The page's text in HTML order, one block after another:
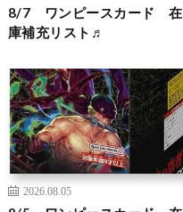
8/7 ワンピースカード 在
庫補充リスト♬
2026.08.05